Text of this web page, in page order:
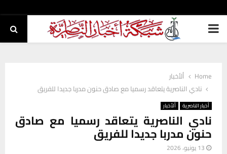
PRIMARY
Home
ألأخبار
نادي الناصرية يتعاقد رسميا مع صادق حنون مدربا جديدا للفريق
أخبار الناصرية ألأخبار
نادي الناصرية يتعاقد رسميا مع صادق
حنون مدربا جديدا للفريق
13 يونيو، 2026